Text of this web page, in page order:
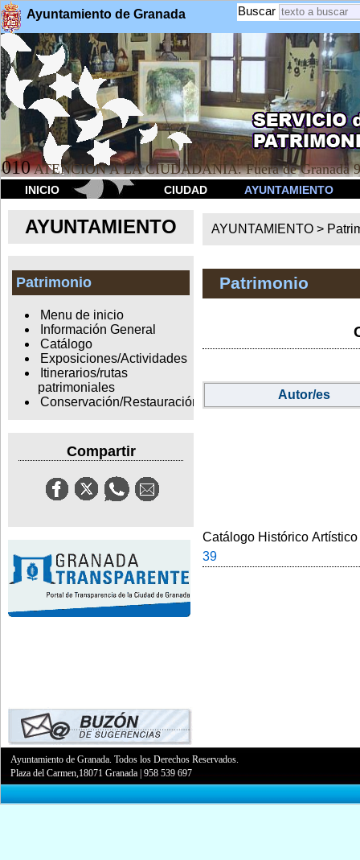
Ayuntamiento de Granada Buscar
010 ATENCION A LA CIUDADANÍA. Fuera de Granada
INICIO CIUDAD AYUNTAMIENTO
AYUNTAMIENTO
Patrimonio
Menu de inicio
Información General
Catálogo
Exposiciones/Actividades
Itinerarios/rutas
patrimoniales
Conservación/Restauración
Compartir
AYUNTAMIENTO >
Patrimonio
Autor/es
Catálogo Histórico
39
Ayuntamiento de Granada. Todos los Derechos Reservados.
Plaza del Carmen,18071 Granada |958 539 697